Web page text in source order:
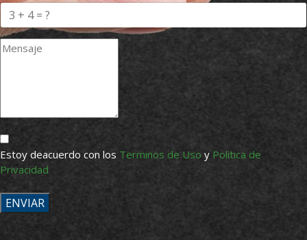
Estoy deacuerdo con los Terminos de Uso y Politica de
Privacidad
ENVIAR